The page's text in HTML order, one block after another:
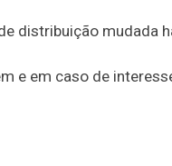
distribuição mudada
e em caso de